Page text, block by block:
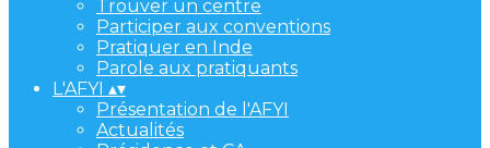
Trouver un centre
Participer aux conventions
Pratiquer en Inde
Parole aux pratiquants
L'AFYI ▴▾
Présentation de l'AFYI
Actualités